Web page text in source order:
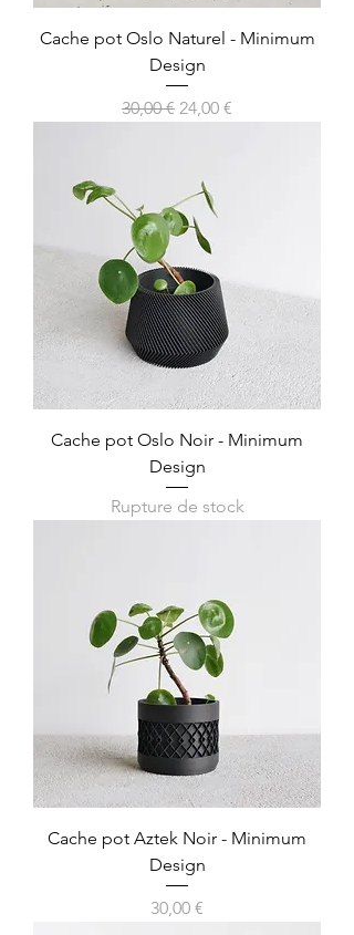
Cache pot Oslo Naturel - Minimum
Design
Prix original
30,00 € Prix promotionnel
24,00 €
Cache pot Oslo Noir - Minimum
Design
Rupture de stock
Cache pot Aztek Noir - Minimum
Design
Prix
30,00 €